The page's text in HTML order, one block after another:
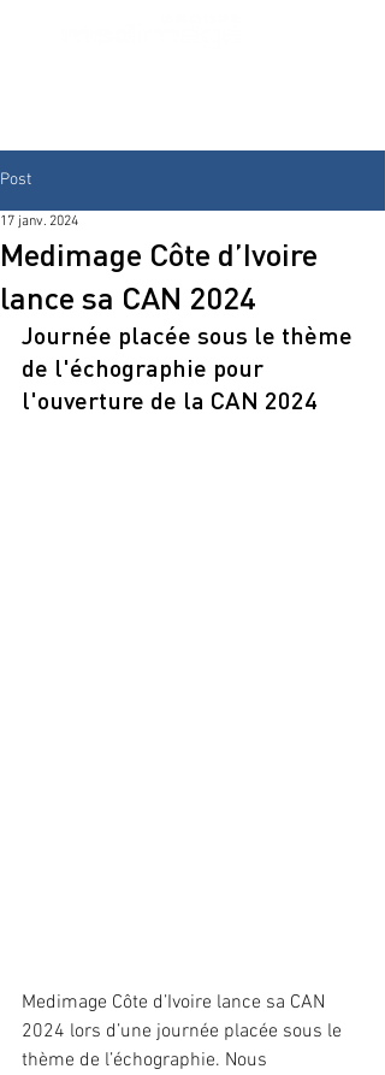
Post
Medimage Côte d’Ivoire
lance sa CAN 2024
17 janv. 2024
Journée placée sous le thème
de l'échographie pour
l'ouverture de la CAN 2024
Medimage Côte d’Ivoire lance sa CAN
2024 lors d’une journée placée sous le
thème de l’échographie. Nous